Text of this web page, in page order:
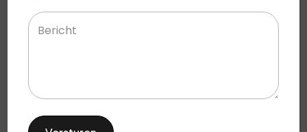
Ontdek wat een airco
voor u kan betekenen
vrijblijvend adviesgesprek
Bericht